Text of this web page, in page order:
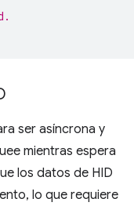
ser asíncrona y
mientras espera
los datos de HID
lo que requiere